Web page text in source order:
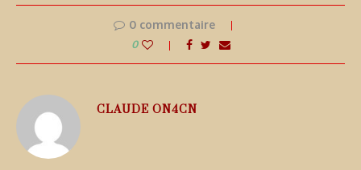
0 commentaire
0
CLAUDE ON4CN